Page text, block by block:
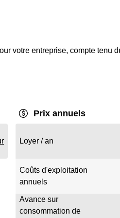
votre entreprise, compte tenu
Prix annuels
Loyer / an
Coûts d'exploitation
annuels
Avance sur
consommation de